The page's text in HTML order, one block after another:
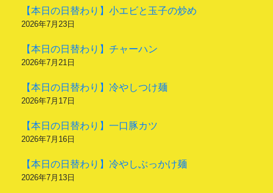
【本日の日替わり】小エビと玉子の炒め
2026年7月23日
【本日の日替わり】チャーハン
2026年7月21日
【本日の日替わり】冷やしつけ麺
2026年7月17日
【本日の日替わり】一口豚カツ
2026年7月16日
【本日の日替わり】冷やしぶっかけ麺
2026年7月13日